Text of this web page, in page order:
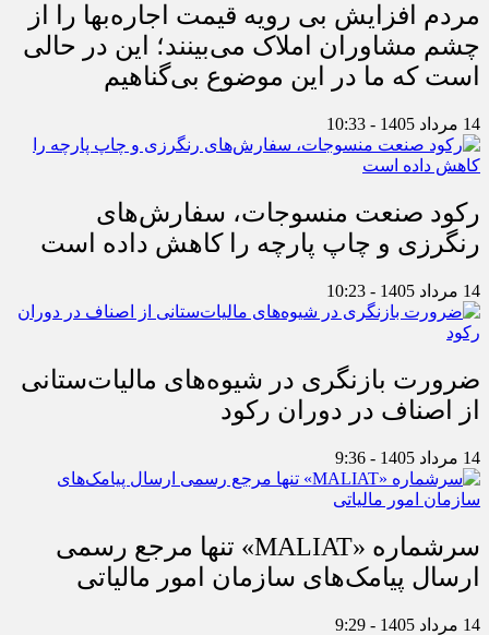
مردم افزایش بی رویه قیمت اجاره‌بها را از
چشم مشاوران املاک می‌بینند؛ این در حالی
است که ما در این موضوع بی‌گناهیم
14 مرداد 1405 - 10:33
رکود صنعت منسوجات، سفارش‌های
رنگرزی و چاپ پارچه را کاهش داده است
14 مرداد 1405 - 10:23
ضرورت بازنگری در شیوه‌های مالیات‌ستانی
از اصناف در دوران رکود
14 مرداد 1405 - 9:36
سرشماره «MALIAT» تنها مرجع رسمی
ارسال پیامک‌های سازمان امور مالیاتی
14 مرداد 1405 - 9:29